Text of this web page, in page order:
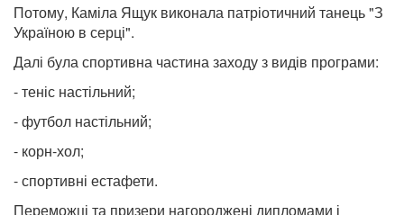
Потому, Каміла Ящук виконала патріотичний танець "З
Україною в серці".
Далі була спортивна частина заходу з видів програми:
- теніс настільний;
- футбол настільний;
- корн-хол;
- спортивні естафети.
Переможці та призери нагороджені дипломами і